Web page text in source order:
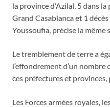
la province d’Azilal, 5 dans
Grand Casablanca et 1
Youssoufia, précise la même
Le tremblement de terre a
l’effondrement d’un
ces préfectures et
Les Forces armées royales,